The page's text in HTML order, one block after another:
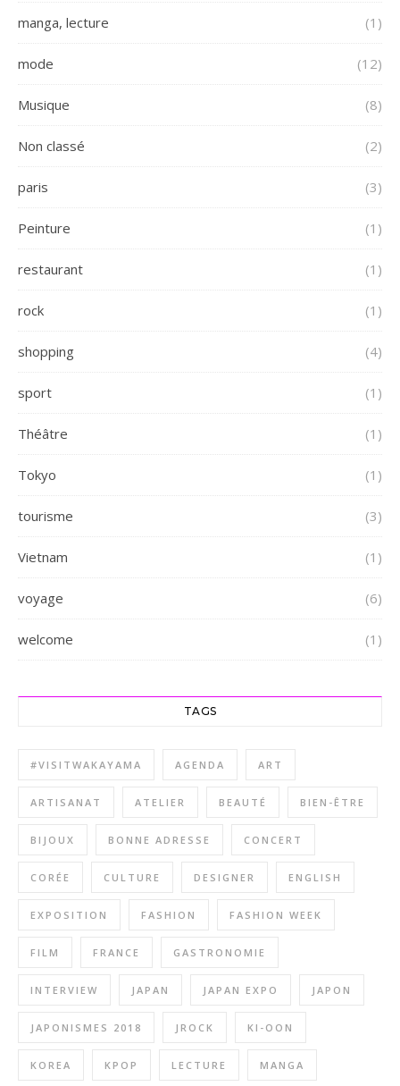
manga, lecture (1)
mode (12)
Musique (8)
Non classé (2)
paris (3)
Peinture (1)
restaurant (1)
rock (1)
shopping (4)
sport (1)
Théâtre (1)
Tokyo (1)
tourisme (3)
Vietnam (1)
voyage (6)
welcome (1)
TAGS
#VISITWAKAYAMA AGENDA ART
ARTISANAT ATELIER BEAUTÉ BIEN-ÊTRE
BIJOUX BONNE ADRESSE CONCERT
CORÉE CULTURE DESIGNER ENGLISH
EXPOSITION FASHION FASHION WEEK
FILM FRANCE GASTRONOMIE
INTERVIEW JAPAN JAPAN EXPO JAPON
JAPONISMES 2018 JROCK KI-OON
KOREA KPOP LECTURE MANGA